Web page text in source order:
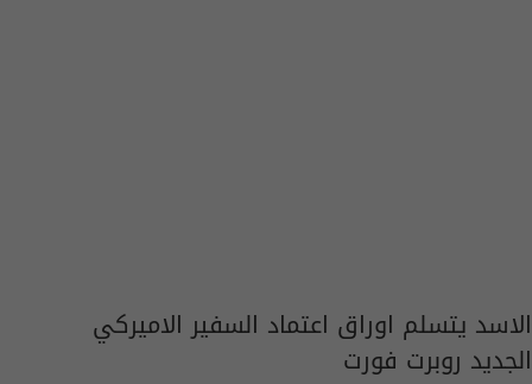
الاسد يتسلم اوراق اعتماد السفير الاميركي
الجديد روبرت فورت